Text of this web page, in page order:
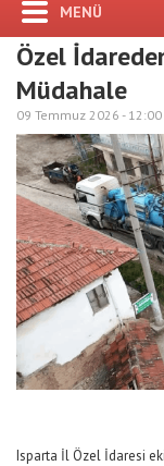
MENÜ
Özel
Müdahale
09 Temmuz 2026 - 12:00
Isparta İl Özel İdaresi